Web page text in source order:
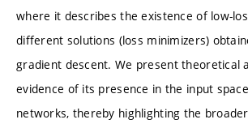
where it describes the existence of low-
different solutions (loss minimizers)
gradient descent. We present theoretical
evidence of its presence in the input
networks, thereby highlighting the